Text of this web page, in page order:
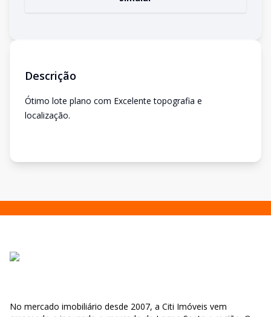
Descrição
Ótimo lote plano com Excelente topografia e
localização.
No mercado imobiliário desde 2007, a Citi Imóveis vem